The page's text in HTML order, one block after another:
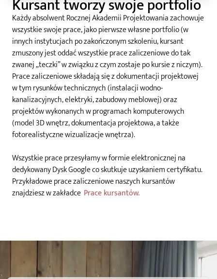
Wizualizacje
Kursant tworzy swoje portfolio
Każdy absolwent Rocznej Akademii Projektowania zachowuje
wszystkie swoje prace, jako pierwsze własne portfolio (w
innych instytucjach po zakończonym szkoleniu, kursant
zmuszony jest oddać wszystkie prace zaliczeniowe do tak
zwanej „teczki” w związku z czym zostaje po kursie z niczym).
Prace zaliczeniowe składają się z dokumentacji projektowej
w tym rysunków technicznych (instalacji wodno-
kanalizacyjnych, elektryki, zabudowy meblowej) oraz
projektów wykonanych w programach komputerowych
(model 3D wnętrz, dokumentacja projektowa, a także
fotorealistyczne wizualizacje wnętrza).
Wszystkie prace przesyłamy w formie elektronicznej na
dedykowany Dysk Google co skutkuje uzyskaniem certyfikatu.
Przykładowe prace zaliczeniowe naszych kursantów
znajdziesz w zakładce Prace kursantów.